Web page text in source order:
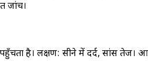
जांच।
है। लक्षण: सीने में दर्द, सांस तेज।